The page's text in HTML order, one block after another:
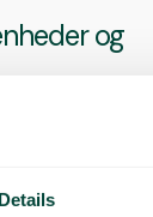
Details
og
starter.